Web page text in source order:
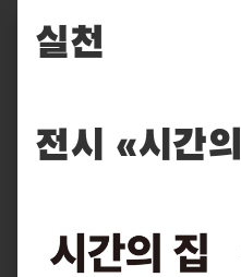
파주타이포그
배움
후원
실천
전시 «시간